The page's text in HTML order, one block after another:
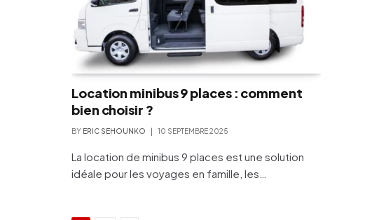
Location minibus 9 places : comment
bien choisir ?
BY ERIC SEHOUNKO 10 SEPTEMBRE 2025
La location de minibus 9 places est une solution
idéale pour les voyages en famille, les…